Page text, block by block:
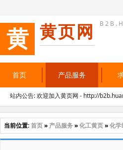
黄 黄页网
首页 产品服务
站内公告: 欢迎加入黄页网 - http://
当前位置:首页» 产品服务»化工黄页»化学